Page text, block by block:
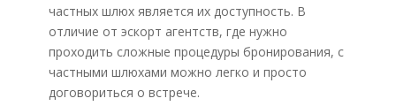
частных шлюх является их доступность. В
отличие от эскорт агентств, где нужно
проходить сложные процедуры бронирования, с
частными шлюхами можно легко и просто
договориться о встрече.